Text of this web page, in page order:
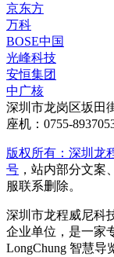
京东方
万科
BOSE中国
光峰科技
安恒集团
中广核
深圳市龙岗区坂田
座机：0755-
版权所有：深圳龙
号 ，站内部分文案
服联系删除。
深圳市龙程威尼科
企业单位，是一家
LongChung 智慧